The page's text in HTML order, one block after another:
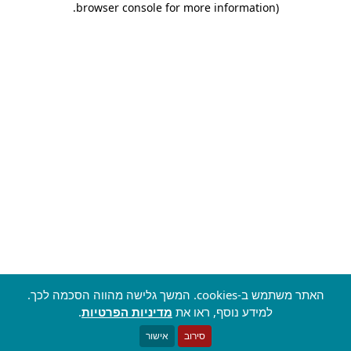
browser console for more information)
.
האתר משתמש ב-cookies. המשך גלישה מהווה הסכמה לכך.
למידע נוסף, ראו את מדיניות הפרטיות.
סירוב אישור